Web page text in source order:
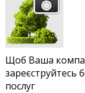
Щоб Ваша
зареєструйтесь
послуг